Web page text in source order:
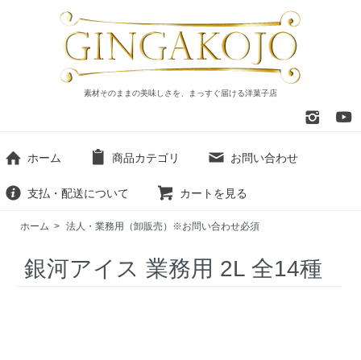
素材そのままの美味しさを、まっすぐ届ける洋菓子店
ホーム 商品カテゴリ お問い合わせ
支払・配送について カートを見る
ホーム > 法人・業務用（卸販売）※お問い合わせ必須
銀河アイス 業務用 2L 全14種